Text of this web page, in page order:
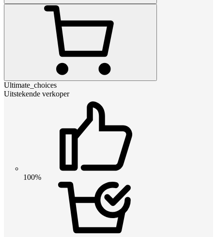
Ultimate_choices
Uitstekende verkoper
100%